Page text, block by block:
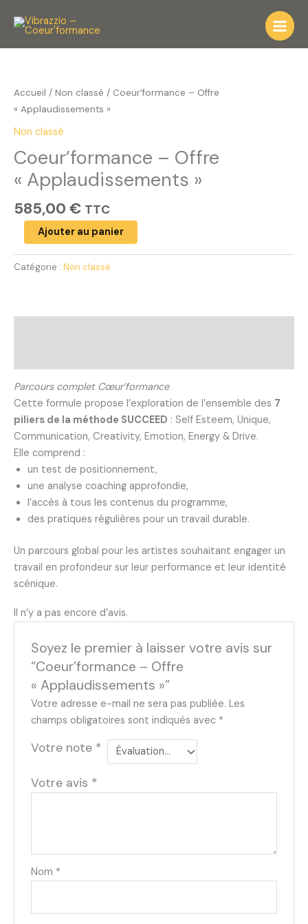
Accueil / Non classé / Coeur’formance – Offre
« Applaudissements »
Non classé
Coeur’formance – Offre
« Applaudissements »
585,00 € TTC
Coeur'formance
-
"Applaudissements"
Ajouter au panier
Catégorie : Non classé
Parcours complet Cœur’formance
Cette formule propose l’exploration de l’ensemble des 7
piliers de la méthode SUCCEED : Self Esteem, Unique,
Communication, Creativity, Emotion, Energy & Drive.
Elle comprend :
un test de positionnement,
une analyse coaching approfondie,
l’accès à tous les contenus du programme,
des pratiques régulières pour un travail durable.
Un parcours global pour les artistes souhaitant engager un
travail en profondeur sur leur performance et leur identité
scénique.
Il n’y a pas encore d’avis.
Soyez le premier à laisser votre avis sur
“Coeur’formance – Offre
« Applaudissements »”
Votre adresse e-mail ne sera pas publiée. Les
champs obligatoires sont indiqués avec *
Votre note *
Votre avis *
Nom *